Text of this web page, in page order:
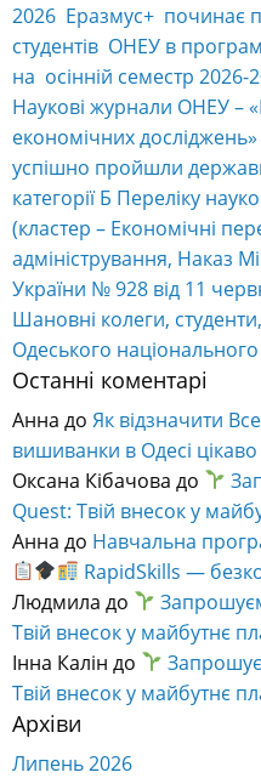
2026 Еразмус+ починає
студентів ОНЕУ в
на осінній семестр 2026-
Наукові журнали ОНЕУ –
економічних
успішно пройшли
категорії Б Переліку
(кластер – Економічні
адміністрування, Наказ
України № 928 від 11
Шановні колеги,
Одеського
Останні коментарі
Анна до Як відзначити
вишиванки в Одесі
Оксана Кібачова до
Quest: Твій внесок у
Анна до Навчальна
RapidSkills —
Людмила до
Твій внесок у майбутнє
Інна Калін до
Твій внесок у майбутнє
Архіви
Липень 2026